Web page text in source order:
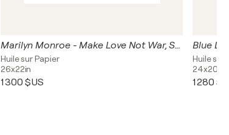
Marilyn Monroe - Make Love Not War, Series No.1
Huile sur Papier
26x22in
1 300 $US
Blue
Huile sur
24x20in
1 280